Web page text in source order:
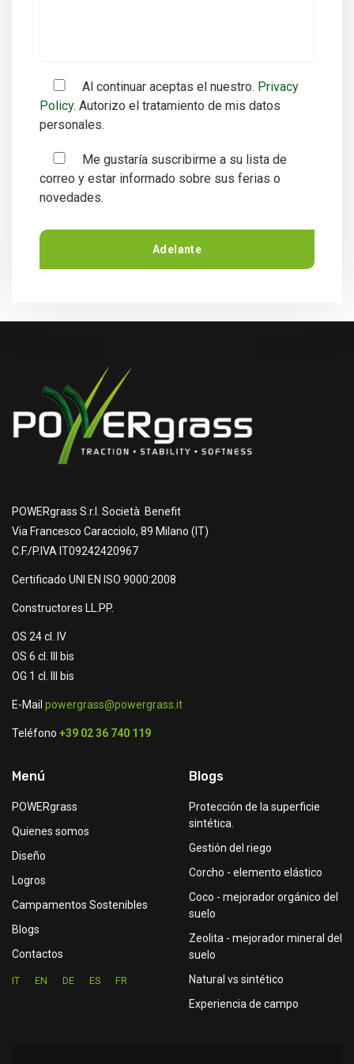
Al continuar aceptas el nuestro. Privacy
Policy. Autorizo ​​el tratamiento de mis datos
personales.
Me gustaría suscribirme a su lista de
correo y estar informado sobre sus ferias o
novedades.
Adelante
POWERgrass S.r.l. Società Benefit
Via Francesco Caracciolo, 89 Milano (IT)
C.F./P.IVA IT09242420967
Certificado UNI EN ISO 9000:2008
Constructores LL.PP.
OS 24 cl. IV
OS 6 cl. III bis
OG 1 cl. III bis
E-Mail powergrass@powergrass.it
Teléfono +39 02 36 740 119
Menú
POWERgrass
Quienes somos
Diseño
Logros
Campamentos Sostenibles
Blogs
Contactos
IT EN DE ES FR
Blogs
Protección de la superficie
sintética.
Gestión del riego
Corcho - elemento elástico
Coco - mejorador orgánico del
suelo
Zeolita - mejorador mineral del
suelo
Natural vs sintético
Experiencia de campo